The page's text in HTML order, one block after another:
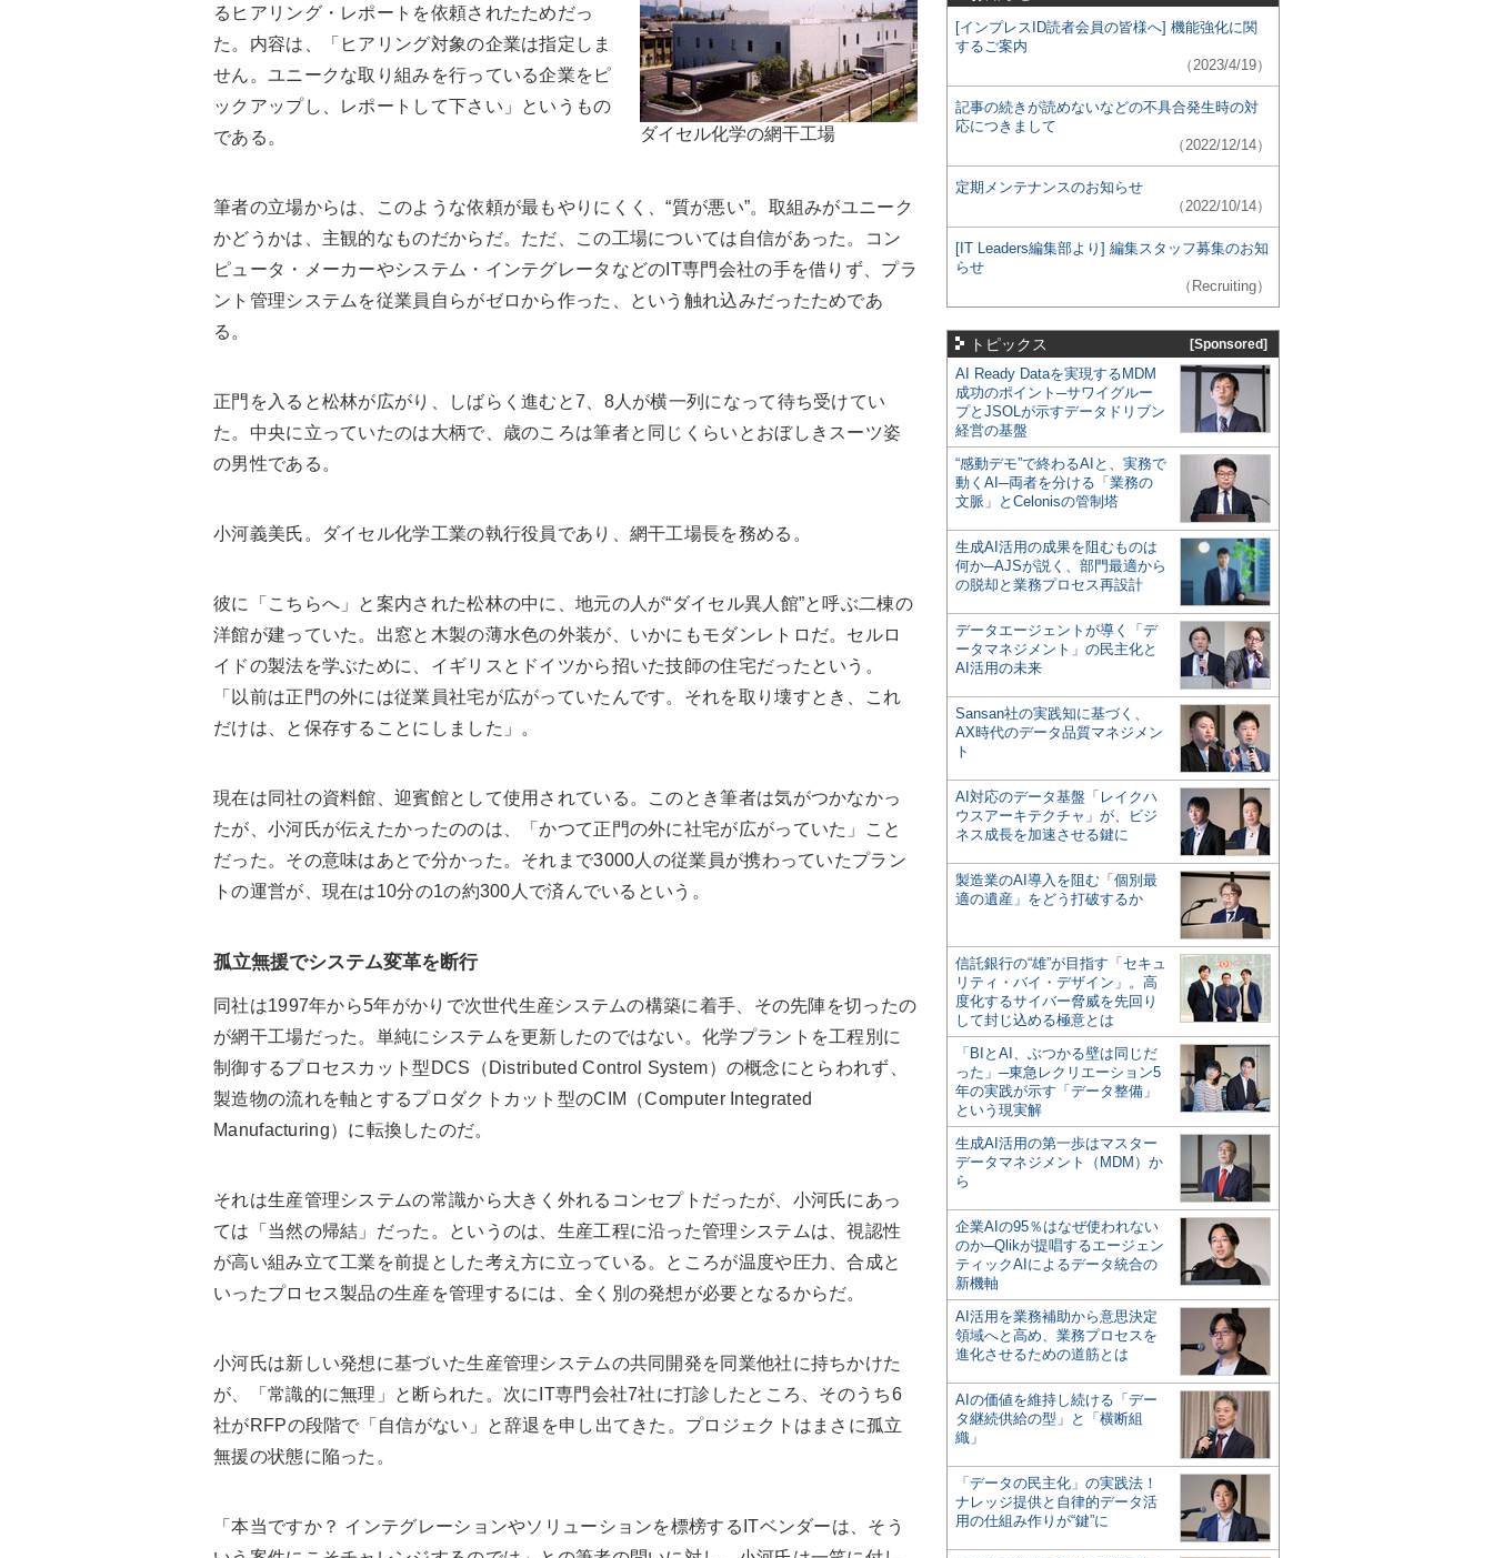
ダイセル化学の網干工場
るヒアリング・レポートを依頼されたためだっ
た。内容は、「ヒアリング対象の企業は指定しま
せん。ユニークな取り組みを行っている企業をピ
ックアップし、レポートして下さい」というもの
である。
筆者の立場からは、このような依頼が最もやりにくく、“質が悪い”。取組みがユニーク
かどうかは、主観的なものだからだ。ただ、この工場については自信があった。コン
ピュータ・メーカーやシステム・インテグレータなどのIT専門会社の手を借りず、プラ
ント管理システムを従業員自らがゼロから作った、という触れ込みだったためであ
る。
正門を入ると松林が広がり、しばらく進むと7、8人が横一列になって待ち受けてい
た。中央に立っていたのは大柄で、歳のころは筆者と同じくらいとおぼしきスーツ姿
の男性である。
小河義美氏。ダイセル化学工業の執行役員であり、網干工場長を務める。
彼に「こちらへ」と案内された松林の中に、地元の人が“ダイセル異人館”と呼ぶ二棟の
洋館が建っていた。出窓と木製の薄水色の外装が、いかにもモダンレトロだ。セルロ
イドの製法を学ぶために、イギリスとドイツから招いた技師の住宅だったという。
「以前は正門の外には従業員社宅が広がっていたんです。それを取り壊すとき、これ
だけは、と保存することにしました」。
現在は同社の資料館、迎賓館として使用されている。このとき筆者は気がつかなかっ
たが、小河氏が伝えたかったののは、「かつて正門の外に社宅が広がっていた」こと
だった。その意味はあとで分かった。それまで3000人の従業員が携わっていたプラン
トの運営が、現在は10分の1の約300人で済んでいるという。
孤立無援でシステム変革を断行
同社は1997年から5年がかりで次世代生産システムの構築に着手、その先陣を切ったの
が網干工場だった。単純にシステムを更新したのではない。化学プラントを工程別に
制御するプロセスカット型DCS（Distributed Control System）の概念にとらわれず、
製造物の流れを軸とするプロダクトカット型のCIM（Computer Integrated
Manufacturing）に転換したのだ。
それは生産管理システムの常識から大きく外れるコンセプトだったが、小河氏にあっ
ては「当然の帰結」だった。というのは、生産工程に沿った管理システムは、視認性
が高い組み立て工業を前提とした考え方に立っている。ところが温度や圧力、合成と
いったプロセス製品の生産を管理するには、全く別の発想が必要となるからだ。
小河氏は新しい発想に基づいた生産管理システムの共同開発を同業他社に持ちかけた
が、「常識的に無理」と断られた。次にIT専門会社7社に打診したところ、そのうち6
社がRFPの段階で「自信がない」と辞退を申し出てきた。プロジェクトはまさに孤立
無援の状態に陥った。
「本当ですか？ インテグレーションやソリューションを標榜するITベンダーは、そう
[インプレスID読者会員の皆様へ] 機能強化に関
するご案内
（2023/4/19）
記事の続きが読めないなどの不具合発生時の対
応につきまして
（2022/12/14）
定期メンテナンスのお知らせ
（2022/10/14）
[IT Leaders編集部より] 編集スタッフ募集のお知
らせ
（Recruiting）
トピックス [Sponsored]
AI Ready Dataを実現するMDM
成功のポイント─サワイグルー
プとJSOLが示すデータドリブン
経営の基盤
“感動デモ”で終わるAIと、実務で
動くAI─両者を分ける「業務の
文脈」とCelonisの管制塔
生成AI活用の成果を阻むものは
何か─AJSが説く、部門最適から
の脱却と業務プロセス再設計
データエージェントが導く「デ
ータマネジメント」の民主化と
AI活用の未来
Sansan社の実践知に基づく、
AX時代のデータ品質マネジメン
ト
AI対応のデータ基盤「レイクハ
ウスアーキテクチャ」が、ビジ
ネス成長を加速させる鍵に
製造業のAI導入を阻む「個別最
適の遺産」をどう打破するか
信託銀行の“雄”が目指す「セキュ
リティ・バイ・デザイン」。高
度化するサイバー脅威を先回り
して封じ込める極意とは
「BIとAI、ぶつかる壁は同じだ
った」─東急レクリエーション5
年の実践が示す「データ整備」
という現実解
生成AI活用の第一歩はマスター
データマネジメント（MDM）か
ら
企業AIの95％はなぜ使われない
のか─Qlikが提唱するエージェン
ティックAIによるデータ統合の
新機軸
AI活用を業務補助から意思決定
領域へと高め、業務プロセスを
進化させるための道筋とは
AIの価値を維持し続ける「デー
タ継続供給の型」と「横断組
織」
「データの民主化」の実践法！
ナレッジ提供と自律的データ活
用の仕組み作りが“鍵”に